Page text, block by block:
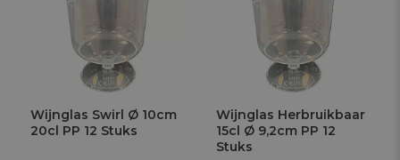
Wijnglas Swirl Ø 10cm
20cl PP 12 Stuks
Wijnglas Herbruikbaar
15cl Ø 9,2cm PP 12
Stuks